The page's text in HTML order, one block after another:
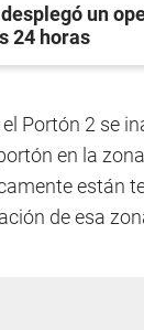
un
24 horas
Portón 2 se
en la
están
de esa